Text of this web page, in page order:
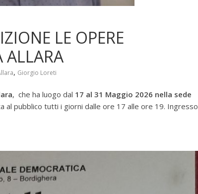
LE OPERE
ALLARA
, Giorgio Loreti
, che ha luogo dal 17 al 31 Maggio 2026 nella sede
al pubblico tutti i giorni dalle ore 17 alle ore 19. Ingresso